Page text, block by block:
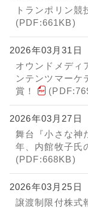
トランポリン
(PDF:661KB)
2026年03月31日
オウンドメディ
ンテンツマーケ
賞！
2026年03月27日
舞台『小さな神
年、内館牧子氏
(PDF:668KB)
2026年03月25日
譲渡制限付株式